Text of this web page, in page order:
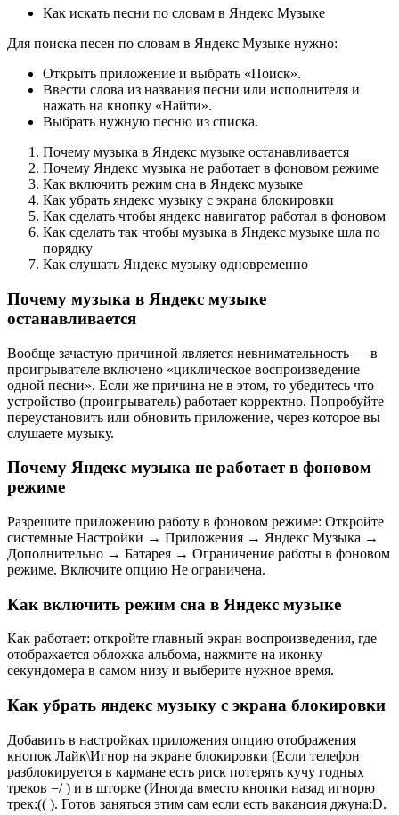
Как искать песни по словам в Яндекс Музыке
Для поиска песен по словам в Яндекс Музыке нужно:
Открыть приложение и выбрать «Поиск».
Ввести слова из названия песни или исполнителя и
нажать на кнопку «Найти».
Выбрать нужную песню из списка.
Почему музыка в Яндекс музыке останавливается
Почему Яндекс музыка не работает в фоновом режиме
Как включить режим сна в Яндекс музыке
Как убрать яндекс музыку с экрана блокировки
Как сделать чтобы яндекс навигатор работал в фоновом
Как сделать так чтобы музыка в Яндекс музыке шла по
порядку
Как слушать Яндекс музыку одновременно
Почему музыка в Яндекс музыке
останавливается
Вообще зачастую причиной является невнимательность — в
проигрывателе включено «циклическое воспроизведение
одной песни». Если же причина не в этом, то убедитесь что
устройство (проигрыватель) работает корректно. Попробуйте
переустановить или обновить приложение, через которое вы
слушаете музыку.
Почему Яндекс музыка не работает в фоновом
режиме
Разрешите приложению работу в фоновом режиме: Откройте
системные Настройки → Приложения → Яндекс Музыка →
Дополнительно → Батарея → Ограничение работы в фоновом
режиме. Включите опцию Не ограничена.
Как включить режим сна в Яндекс музыке
Как работает: откройте главный экран воспроизведения, где
отображается обложка альбома, нажмите на иконку
секундомера в самом низу и выберите нужное время.
Как убрать яндекс музыку с экрана блокировки
Добавить в настройках приложения опцию отображения
кнопок Лайк\Игнор на экране блокировки (Если телефон
разблокируется в кармане есть риск потерять кучу годных
треков =/ ) и в шторке (Иногда вместо кнопки назад игнорю
трек:(( ). Готов заняться этим сам если есть вакансия джуна:D.